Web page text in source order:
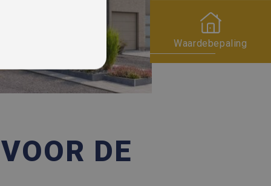
DE
Waardebepaling
accountbeheer. De